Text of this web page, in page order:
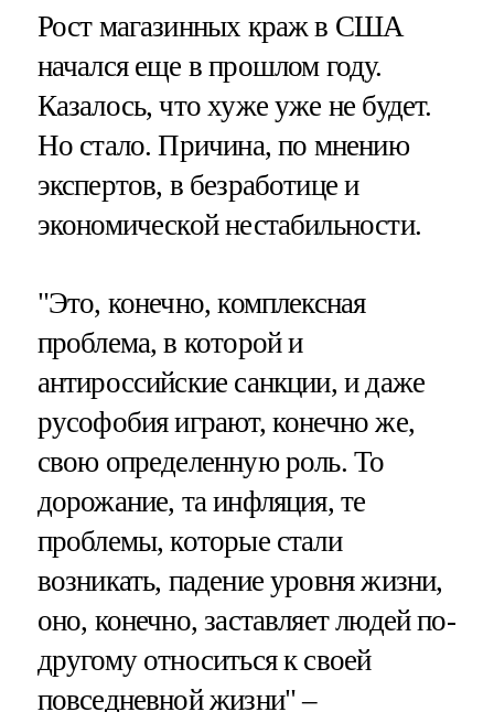
Рост магазинных краж в США
начался еще в прошлом году.
Казалось, что хуже уже не будет.
Но стало. Причина, по мнению
экспертов, в безработице и
экономической нестабильности.
"Это, конечно, комплексная
проблема, в которой и
антироссийские санкции, и даже
русофобия играют, конечно же,
свою определенную роль. То
дорожание, та инфляция, те
проблемы, которые стали
возникать, падение уровня жизни,
оно, конечно, заставляет людей по-
другому относиться к своей
повседневной жизни" –